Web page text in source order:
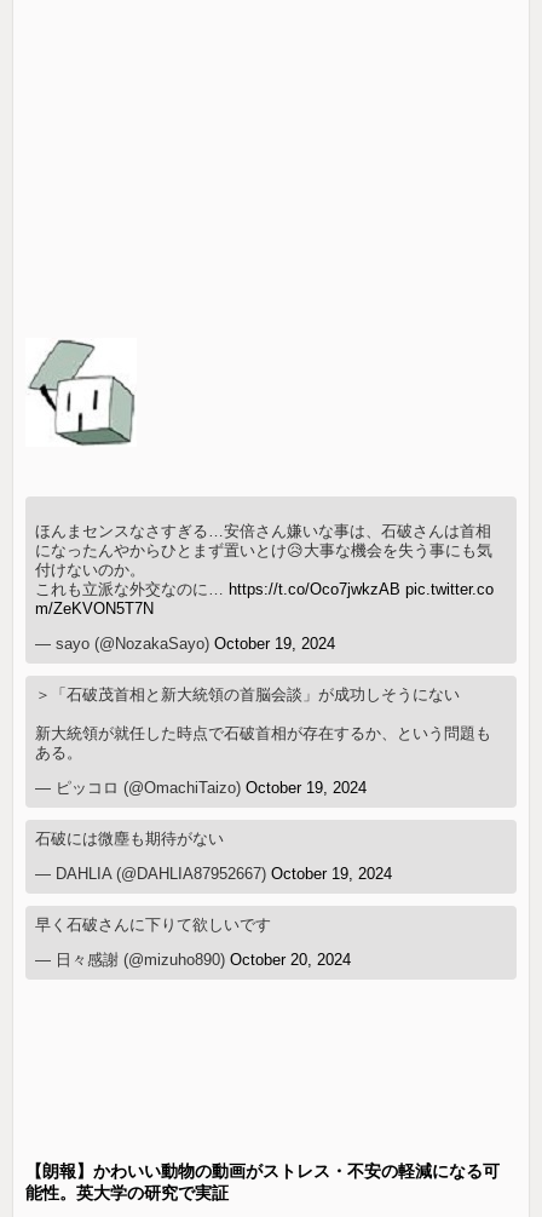
ほんまセンスなさすぎる…安倍さん嫌いな事は、石破さんは首相
になったんやからひとまず置いとけ😥大事な機会を失う事にも気
付けないのか。
これも立派な外交なのに… https://t.co/Oco7jwkzAB pic.twitter.co
m/ZeKVON5T7N
— sayo (@NozakaSayo)October 19, 2024
＞「石破茂首相と新大統領の首脳会談」が成功しそうにない
新大統領が就任した時点で石破首相が存在するか、という問題も
ある。
— ピッコロ (@OmachiTaizo)October 19, 2024
石破には微塵も期待がない
— DAHLIA (@DAHLIA87952667)October 19, 2024
早く石破さんに下りて欲しいです
— 日々感謝 (@mizuho890)October 20, 2024
【朗報】かわいい動物の動画がストレス・不安の軽減になる可
能性。英大学の研究で実証